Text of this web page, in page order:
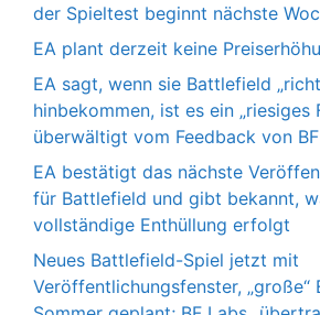
der Spieltest beginnt nächste
EA plant derzeit keine
EA sagt, wenn sie Battlefield
hinbekommen, ist es ein „riesiges
überwältigt vom Feedback von
EA bestätigt das nächste
für Battlefield und gibt bekannt,
vollständige Enthüllung erfolgt
Neues Battlefield-Spiel jetzt mit
Veröffentlichungsfenster, „große“